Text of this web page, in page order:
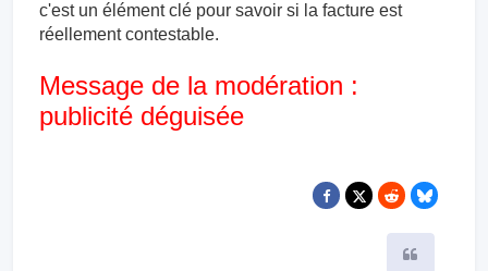
c'est un élément clé pour savoir si la facture est
réellement contestable.
Message de la modération :
publicité déguisée